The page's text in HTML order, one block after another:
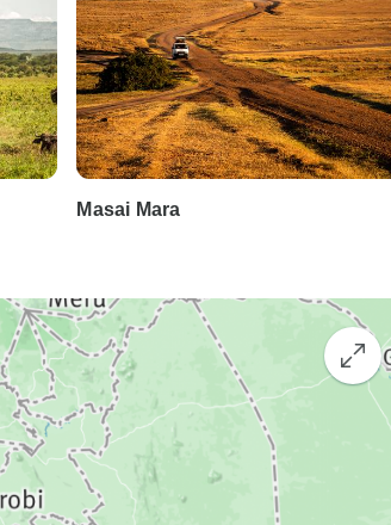
Masai Mara